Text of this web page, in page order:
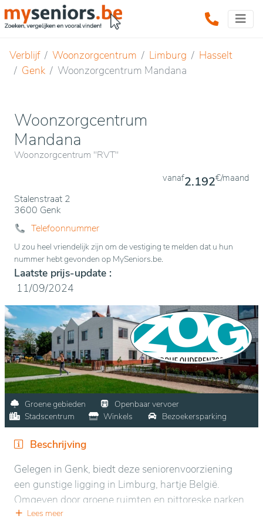
Verblijf Woonzorgcentrum Limburg
Hasselt
Genk
Woonzorgcentrum Mandana
Woonzorgcentrum
Mandana
Woonzorgcentrum "RVT"
Stalenstraat 2
3600 Genk
vanaf2.192€/maand
Telefoonnummer
U zou heel vriendelijk zijn om de vestiging te melden dat u hun
nummer hebt gevonden op MySeniors.be.
Laatste prijs-update :
11/09/2024
Groene gebieden
Openbaar vervoer
Stadscentrum
Winkels Bezoekersparking
Beschrijving
Gelegen in Genk, biedt deze seniorenvoorziening
een gunstige ligging in Limburg, hartje België.
Omgeven door groene ruimten en pittoreske parken,
zorgt de locatie voor een rustige en aangename
Lees meer